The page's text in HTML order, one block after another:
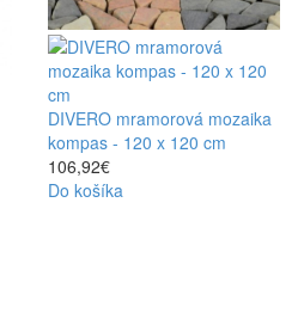
DIVERO mramorová mozaika
kompas - 120 x 120 cm
106,92€
Do košíka